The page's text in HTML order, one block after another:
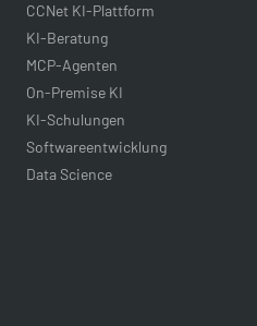
CCNet KI-Plattform
KI-Beratung
MCP-Agenten
On-Premise KI
KI-Schulungen
Softwareentwicklung
Data Science